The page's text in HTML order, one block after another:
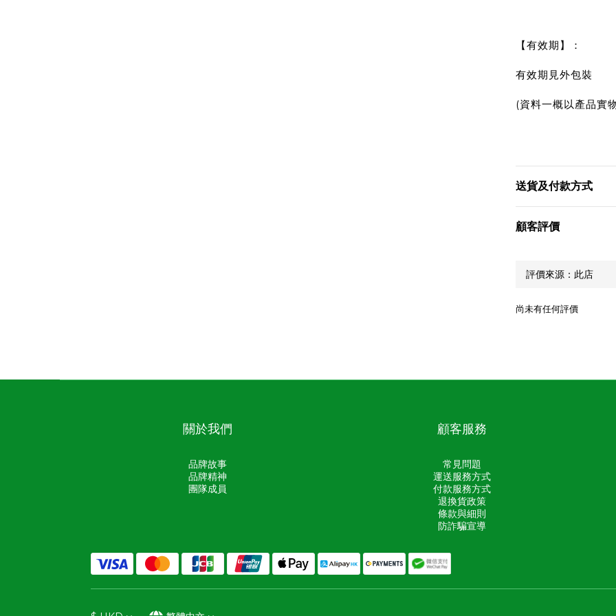
【有效期】：
有效期見外包裝
(資料一概以產品實
送貨及付款方式
顧客評價
尚未有任何評價
關於我們
品牌故事
品牌精神
團隊成員
顧客服務
常見問題
運送服務方式
付款服務方式
退換貨政策
條款與細則
防詐騙宣導